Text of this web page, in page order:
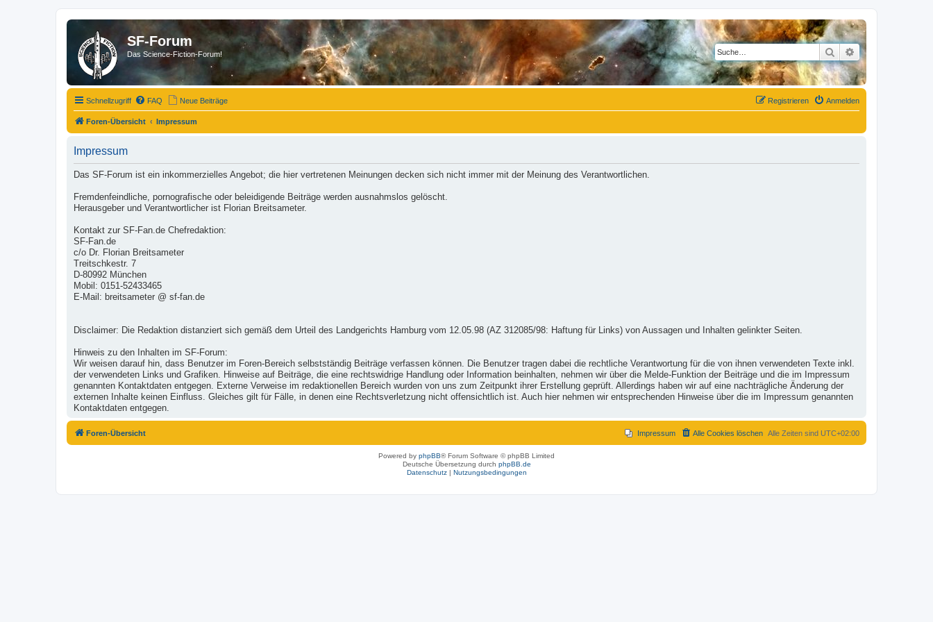
SF-Forum
Das Science-Fiction-Forum! SucheErweiterte Suche
Schnellzugriff FAQ Neue Beiträge Anmelden
Registrieren
Foren-Übersicht Impressum
Impressum
Das SF-Forum ist ein inkommerzielles Angebot; die hier vertretenen Meinungen decken sich nicht immer mit der Meinung des Verantwortlichen.
Fremdenfeindliche, pornografische oder beleidigende Beiträge werden ausnahmslos gelöscht.
Herausgeber und Verantwortlicher ist Florian Breitsameter.
Kontakt zur SF-Fan.de Chefredaktion:
SF-Fan.de
c/o Dr. Florian Breitsameter
Treitschkestr. 7
D-80992 München
Mobil: 0151-52433465
E-Mail: breitsameter @ sf-fan.de
Disclaimer: Die Redaktion distanziert sich gemäß dem Urteil des Landgerichts Hamburg vom 12.05.98 (AZ 312085/98: Haftung für Links) von Aussagen und Inhalten gelinkter Seiten.
Hinweis zu den Inhalten im SF-Forum:
Wir weisen darauf hin, dass Benutzer im Foren-Bereich selbstständig Beiträge verfassen können. Die Benutzer tragen dabei die rechtliche Verantwortung für die von ihnen verwendeten Texte inkl.
der verwendeten Links und Grafiken. Hinweise auf Beiträge, die eine rechtswidrige Handlung oder Information beinhalten, nehmen wir über die Melde-Funktion der Beiträge und die im Impressum
genannten Kontaktdaten entgegen. Externe Verweise im redaktionellen Bereich wurden von uns zum Zeitpunkt ihrer Erstellung geprüft. Allerdings haben wir auf eine nachträgliche Änderung der
externen Inhalte keinen Einfluss. Gleiches gilt für Fälle, in denen eine Rechtsverletzung nicht offensichtlich ist. Auch hier nehmen wir entsprechenden Hinweise über die im Impressum genannten
Kontaktdaten entgegen.
Foren-Übersicht Alle Zeiten sind UTC+02:00
Alle Cookies löschen
Impressum
Powered by phpBB® Forum Software © phpBB Limited
Deutsche Übersetzung durch phpBB.de
Datenschutz| Nutzungsbedingungen